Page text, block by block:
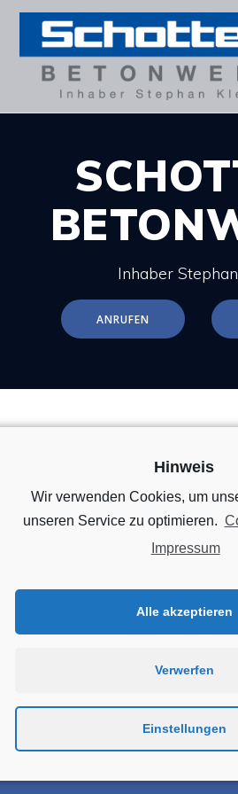
Inhaber
ANRUFEN
DATENSCHUTZ
IMPRESSUM
KONTAKT
Cookie-Richtlinie (EU)
Hinweis
Wir verwenden Cookies, um
unseren Service zu optimieren.
Impressum
Alle akzeptieren
Verwerfen
Einstellungen